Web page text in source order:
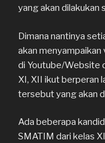
yang akan dilakukan
Dimana nantinya
akan menyampaikan
di Youtube/Website
XI, XII ikut berperan
tersebut yang akan
Ada beberapa
SMATIM dari kelas